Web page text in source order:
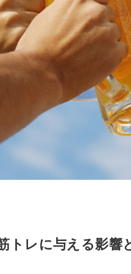
トレに与える影響